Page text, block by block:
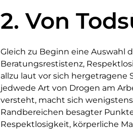
2. Von
Gleich zu Beginn eine Auswahl
Beratungsrestistenz,
allzu laut vor sich hergetragene
jedwede Art von Drogen am
versteht, macht sich
Randbereichen besagter
Respektlosigkeit, körperliche